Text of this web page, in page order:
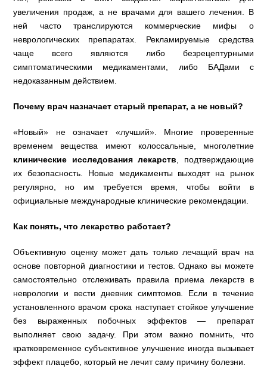
увеличения продаж, а не врачами для вашего лечения. В
ней часто транслируются коммерческие мифы о
неврологических препаратах. Рекламируемые средства
чаще всего являются либо безрецептурными
симптоматическими медикаментами, либо БАДами с
недоказанным действием.
Почему врач назначает старый препарат, а не новый?
«Новый» не означает «лучший». Многие проверенные
временем вещества имеют колоссальные, многолетние
клинические исследования лекарств , подтверждающие
их безопасность. Новые медикаменты выходят на рынок
регулярно, но им требуется время, чтобы войти в
официальные международные клинические рекомендации.
Как понять, что лекарство работает?
Объективную оценку может дать только лечащий врач на
основе повторной диагностики и тестов. Однако вы можете
самостоятельно отслеживать правила приема лекарств в
неврологии и вести дневник симптомов. Если в течение
установленного врачом срока наступает стойкое улучшение
без выраженных побочных эффектов — препарат
выполняет свою задачу. При этом важно помнить, что
кратковременное субъективное улучшение иногда вызывает
эффект плацебо, который не лечит саму причину болезни.